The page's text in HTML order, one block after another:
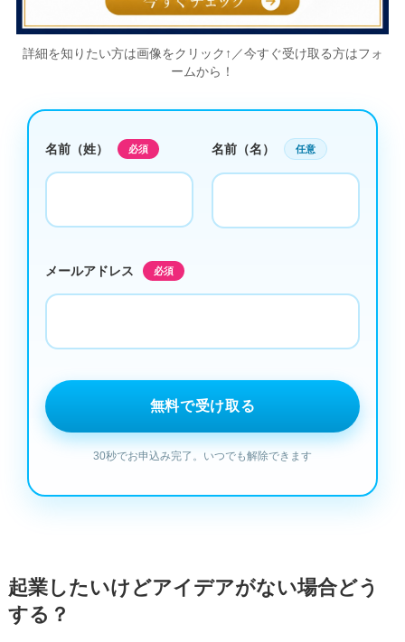
詳細を知りたい方は画像をクリック↑／今すぐ受け取る方はフォ
ームから！
名前（姓） 必須 名前（名） 任意
メールアドレス 必須
起業したいけどアイデアがない場合どう
する？